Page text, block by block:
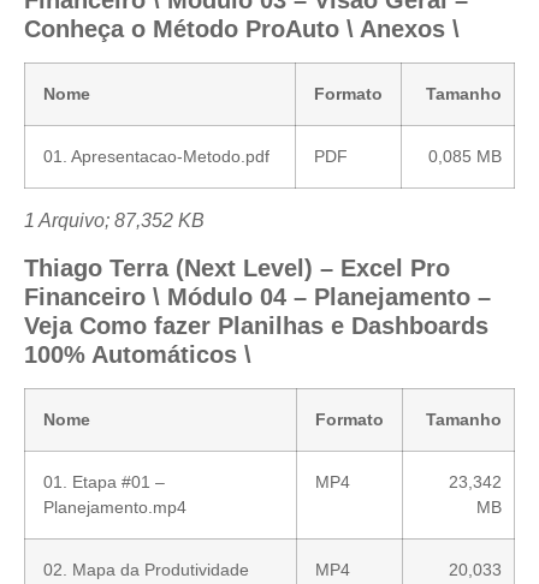
Conheça o Método ProAuto \ Anexos \
Nome Formato Tamanho
01. Apresentacao-Metodo.pdf PDF 0,085 MB
1 Arquivo; 87,352 KB
Thiago Terra (Next Level) – Excel Pro
Financeiro \ Módulo 04 – Planejamento –
Veja Como fazer Planilhas e Dashboards
100% Automáticos \
Nome Formato Tamanho
01. Etapa #01 –
Planejamento.mp4
MP4
23,342
MB
02. Mapa da Produtividade MP4 20,033